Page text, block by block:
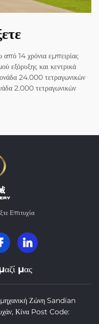
14 χρόνια εμπειρίας
εξόρυξης και κεντρικά
24.000 τετραγωνικών
2.000 τετραγωνικών
Επιτυχία
μας
Ζώνη Sandian
Κίνα Post Code: